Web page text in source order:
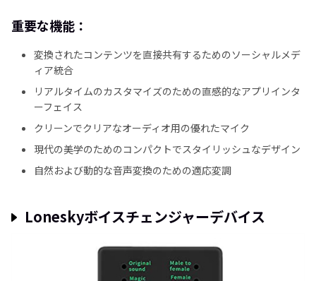
重要な機能：
変換されたコンテンツを直接共有するためのソーシャルメデ
ィア統合
リアルタイムのカスタマイズのための直感的なアプリインタ
ーフェイス
クリーンでクリアなオーディオ用の優れたマイク
現代の美学のためのコンパクトでスタイリッシュなデザイン
自然および動的な音声変換のための適応変調
Loneskyボイスチェンジャーデバイス